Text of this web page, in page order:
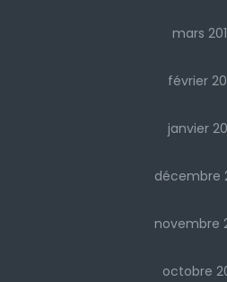
mars
février
janvier
décembre
novembre
octobre